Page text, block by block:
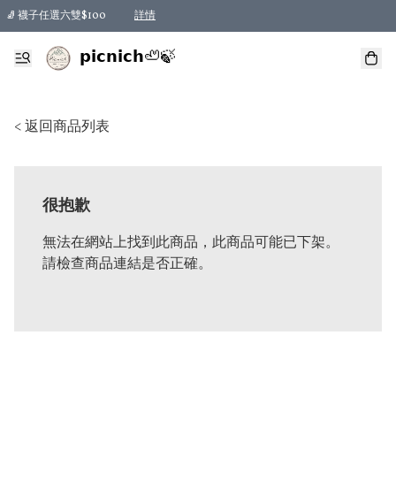
🧦 襪子任選六雙$100 詳情
𝗽𝗶𝗰𝗻𝗶𝗰𝗵🦥🍃
< 返回商品列表
很抱歉
無法在網站上找到此商品，此商品可能已下架。
請檢查商品連結是否正確。